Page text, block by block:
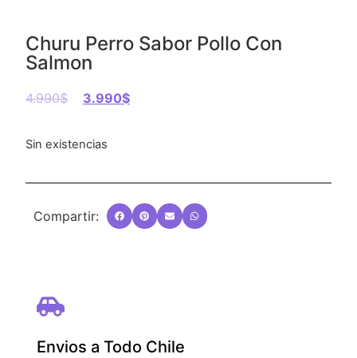
Churu Perro Sabor Pollo Con
Salmon
4.990$ 3.990$
Sin existencias
Compartir:
Envios a Todo Chile